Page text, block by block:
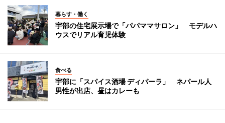
暮らす・働く
宇部の住宅展示場で「パパママサロン」 モデルハ
ウスでリアル育児体験
食べる
宇部に「スパイス酒場 ディパーラ」 ネパール人
男性が出店、昼はカレーも